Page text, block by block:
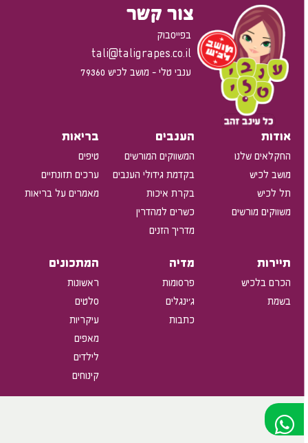
צור קשר
בפייסבוק
tali@taligrapes.co.il
ענבי טלי - מושב לכיש 79360
אודות
החקלאים שלנו
מושב לכיש
תל לכיש
משווקים מורשים
הענבים
המשווקים המורשים
בקדמת גידולי הענבים
בקרת איכות
כשרים למהדרין
מדריך הזנים
בריאות
טיפים
ערכים תזונתיים
מאמרים על בריאות
תיירות
הכרם בלכיש
בשמת
מדיה
פרסומות
ג'ינגלים
כתבות
המתכונים
ראשונות
סלטים
עיקריות
מאפים
לילדים
קינוחים